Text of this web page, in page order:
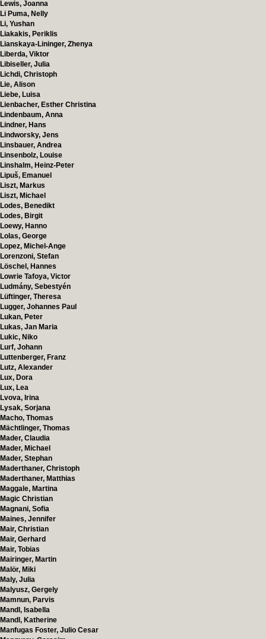
Lewis, Joanna
Li Puma, Nelly
Li, Yushan
Liakakis, Periklis
Lianskaya-Lininger, Zhenya
Liberda, Viktor
Libiseller, Julia
Lichdi, Christoph
Lie, Alison
Liebe, Luisa
Lienbacher, Esther Christina
Lindenbaum, Anna
Lindner, Hans
Lindworsky, Jens
Linsbauer, Andrea
Linsenbolz, Louise
Linshalm, Heinz-Peter
Lipuš, Emanuel
Liszt, Markus
Liszt, Michael
Lodes, Benedikt
Lodes, Birgit
Loewy, Hanno
Lolas, George
Lopez, Michel-Ange
Lorenzoni, Stefan
Löschel, Hannes
Lowrie Tafoya, Victor
Ludmány, Sebestyén
Lüftinger, Theresa
Lugger, Johannes Paul
Lukan, Peter
Lukas, Jan Maria
Lukic, Niko
Lurf, Johann
Luttenberger, Franz
Lutz, Alexander
Lux, Dora
Lux, Lea
Lvova, Irina
Lysak, Sorjana
Macho, Thomas
Mächtlinger, Thomas
Mader, Claudia
Mader, Michael
Mader, Stephan
Maderthaner, Christoph
Maderthaner, Matthias
Maggale, Martina
Magic Christian
Magnani, Sofia
Maines, Jennifer
Mair, Christian
Mair, Gerhard
Mair, Tobias
Mairinger, Martin
Malör, Miki
Maly, Julia
Malyusz, Gergely
Mamnun, Parvis
Mandl, Isabella
Mandl, Katherine
Manfugas Foster, Julio Cesar